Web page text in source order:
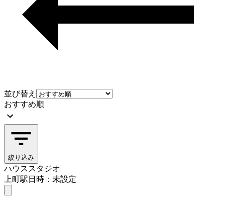
並び替え
おすすめ順
絞り込み
ハウススタジオ
上町駅日時：未設定